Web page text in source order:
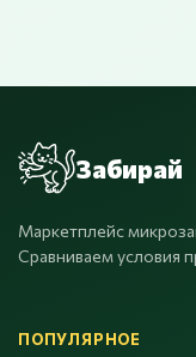
Забирай
Маркетплейс
Сравниваем
ПОПУЛЯРНОЕ